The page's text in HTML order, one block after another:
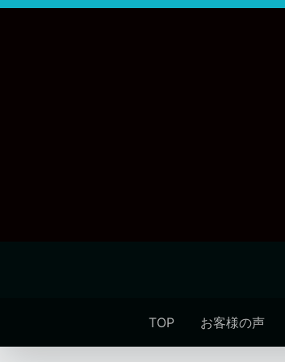
内
TOP お客様の声